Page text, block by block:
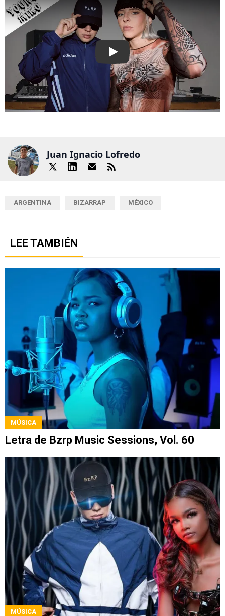
Play
Juan Ignacio Lofredo
ARGENTINA BIZARRAP MÉXICO
LEE TAMBIÉN
MÚSICA
Letra de Bzrp Music Sessions, Vol. 60
MÚSICA